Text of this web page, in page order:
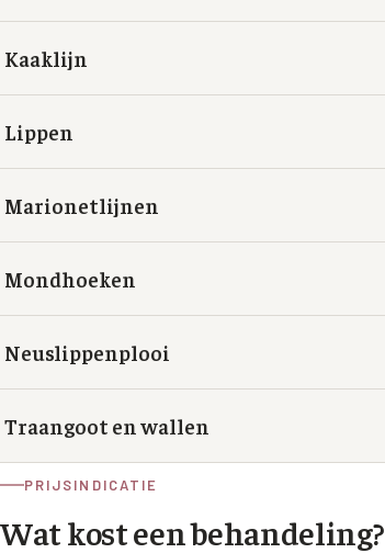
Kaaklijn
Lippen
Marionetlijnen
Mondhoeken
Neuslippenplooi
Traangoot en wallen
PRIJSINDICATIE
Wat kost een behandeling?